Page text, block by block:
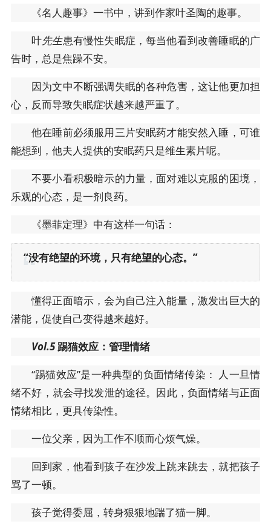
《名人趣事》一书中，讲到作家叶圣陶的趣事。
叶先生患有慢性失眠症，每当他看到改善睡眠的广
告时，总是焦躁不安。
因为文中不断强调失眠的各种危害，这让他更加担
心，反而导致失眠症状越来越严重了。
他在睡前必须服用三片安眠药才能安然入睡，可谁
能想到，他夫人提供的安眠药只是维生素片呢。
不要小看积极暗示的力量，面对难以克服的困境，
乐观的心态，是一剂良药。
《墨菲定理》中有这样一句话：
“没有绝望的环境，只有绝望的心态。”
懂得正面暗示，会为自己注入能量，激发出巨大的
潜能，促使自己变得越来越好。
Vol.5踢猫效应：管理情绪
“踢猫效应”是一种典型的负面情绪传染： 人一旦情
绪不好，就会寻找发泄的途径。因此，负面情绪与正面
情绪相比，更具传染性。
一位父亲，因为工作不顺而心烦气燥。
回到家，他看到孩子在沙发上跳来跳去，就把孩子
骂了一顿。
孩子觉得委屈，转身狠狠地踹了猫一脚。